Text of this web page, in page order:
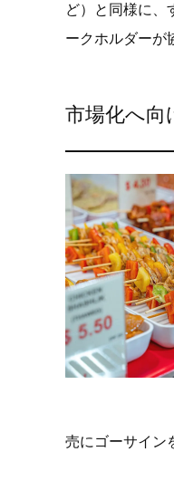
ど）と同様に、
ークホルダーが
市場化へ向
売にゴーサイン